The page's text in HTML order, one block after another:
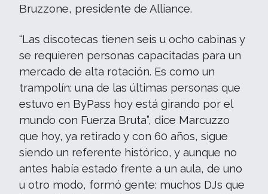
Bruzzone, presidente de Alliance.
“Las discotecas tienen seis u ocho cabinas y
se requieren personas capacitadas para un
mercado de alta rotación. Es como un
trampolín: una de las últimas personas que
estuvo en ByPass hoy está girando por el
mundo con Fuerza Bruta”, dice Marcuzzo
que hoy, ya retirado y con 60 años, sigue
siendo un referente histórico, y aunque no
antes había estado frente a un aula, de uno
u otro modo, formó gente: muchos DJs que